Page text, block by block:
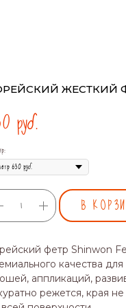
ЖЕСТКИЙ
руб.
В
фетр Shinwon
качества
аппликаций,
режется, края